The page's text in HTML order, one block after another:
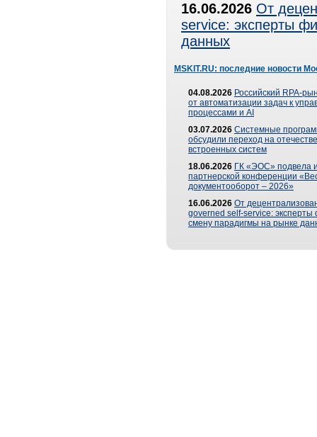
16.06.2026 От
service: эксперты
данных
MSKIT.RU: последние новости
04.08.2026 Российский RPA-
от автоматизации задач к
процессами и AI
03.07.2026 Системные
обсудили переход на
встроенных систем
18.06.2026 ГК «ЭОС» подвела
партнерской конференции
документооборот – 2026»
16.06.2026 От
governed self-service: эксперты
смену парадигмы на рынке